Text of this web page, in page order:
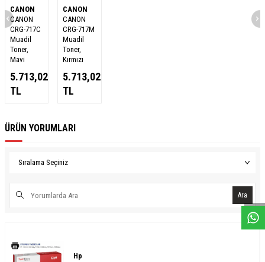
W
h
a
s
a
p
p
D
e
s
e
H
a
t
t
CANON
CANON
CRG-717C
Muadil
Toner,
Mavi
5.713,02
TL
CANON
CANON
CRG-717M
Muadil
Toner,
Kırmızı
5.713,02
TL
ÜRÜN YORUMLARI
Ara
Hp